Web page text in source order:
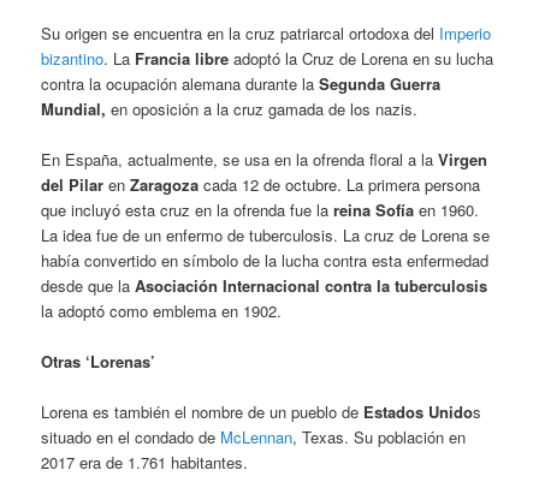
Su origen se encuentra en la cruz patriarcal ortodoxa del Imperio
bizantino. La Francia libre adoptó la Cruz de Lorena en su lucha
contra la ocupación alemana durante laSegunda Guerra
Mundial, en oposición a la cruz gamada de los nazis.
En España, actualmente, se usa en la ofrenda floral a laVirgen
del Pilar enZaragoza cada 12 de octubre. La primera persona
que incluyó esta cruz en la ofrenda fue lareina Sofía en 1960.
La idea fue de un enfermo de tuberculosis. La cruz de Lorena se
había convertido en símbolo de la lucha contra esta enfermedad
desde que laAsociación Internacional contra la tuberculosis
la adoptó como emblema en 1902.
Otras ‘Lorenas’
Lorena es también el nombre de un pueblo de Estados Unidos
situado en el condado de McLennan, Texas. Su población en
2017 era de 1.761 habitantes.